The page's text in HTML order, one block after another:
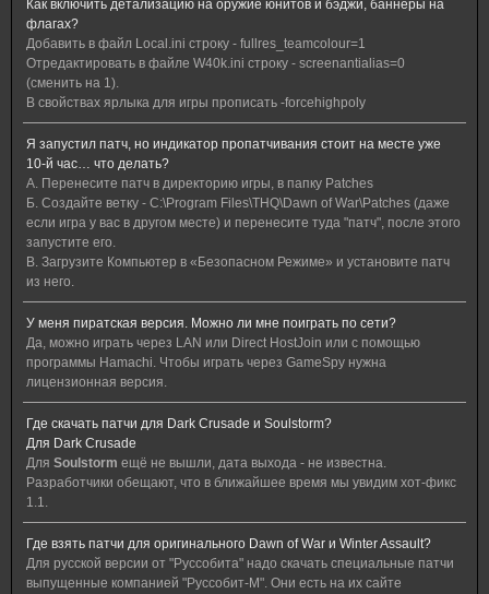
Как включить детализацию на оружие юнитов и бэджи, баннеры на
флагах?
Добавить в файл Local.ini строку - fullres_teamcolour=1
Отредактировать в файле W40k.ini строку - screenantialias=0
(сменить на 1).
В свойствах ярлыка для игры прописать -forcehighpoly
Я запустил патч, но индикатор пропатчивания стоит на месте уже
10-й час… что делать?
А. Перенесите патч в директорию игры, в папку Patches
Б. Создайте ветку - C:\Program Files\THQ\Dawn of War\Patches (даже
если игра у вас в другом месте) и перенесите туда "патч", после этого
запустите его.
В. Загрузите Компьютер в «Безопасном Режиме» и установите патч
из него.
У меня пиратская версия. Можно ли мне поиграть по сети?
Да, можно играть через LAN или Direct HostJoin или с помощью
программы Hamachi. Чтобы играть через GameSpy нужна
лицензионная версия.
Где скачать патчи для Dark Crusade и Soulstorm?
Для Dark Crusade
Для Soulstorm ещё не вышли, дата выхода - не известна.
Разработчики обещают, что в ближайшее время мы увидим хот-фикс
1.1.
Где взять патчи для оригинального Dawn of War и Winter Assault?
Для русской версии от "Руссобита" надо скачать специальные патчи
выпущенные компанией "Руссобит-М". Они есть на их сайте